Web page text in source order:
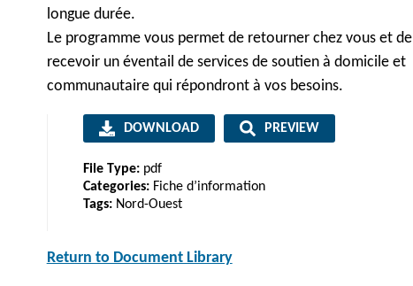
longue durée.
Le programme vous permet de retourner chez vous et de
recevoir un éventail de services de soutien à domicile et
communautaire qui répondront à vos besoins.
DOWNLOAD PREVIEW
File Type: pdf
Categories: Fiche d’information
Tags: Nord-Ouest
Return to Document Library